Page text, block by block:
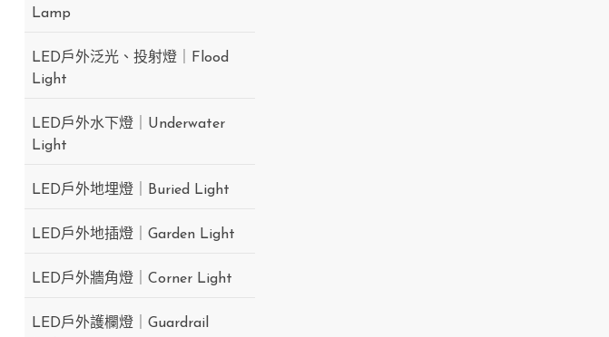
Lamp
LED戶外泛光、投射燈｜Flood
Light
LED戶外水下燈｜Underwater
Light
LED戶外地埋燈｜Buried Light
LED戶外地插燈｜Garden Light
LED戶外牆角燈｜Corner Light
LED戶外護欄燈｜Guardrail